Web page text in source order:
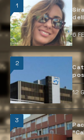
1
6
2
12
3